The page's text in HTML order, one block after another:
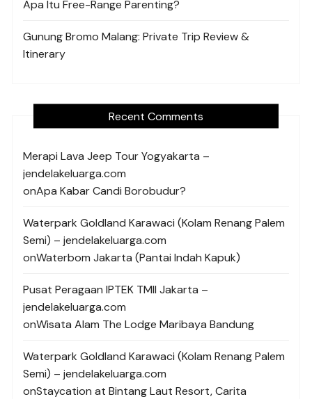
Apa Itu Free-Range Parenting?
Gunung Bromo Malang: Private Trip Review &
Itinerary
Recent Comments
Merapi Lava Jeep Tour Yogyakarta –
jendelakeluarga.com
onApa Kabar Candi Borobudur?
Waterpark Goldland Karawaci (Kolam Renang Palem
Semi) – jendelakeluarga.com
onWaterbom Jakarta (Pantai Indah Kapuk)
Pusat Peragaan IPTEK TMII Jakarta –
jendelakeluarga.com
onWisata Alam The Lodge Maribaya Bandung
Waterpark Goldland Karawaci (Kolam Renang Palem
Semi) – jendelakeluarga.com
onStaycation at Bintang Laut Resort, Carita